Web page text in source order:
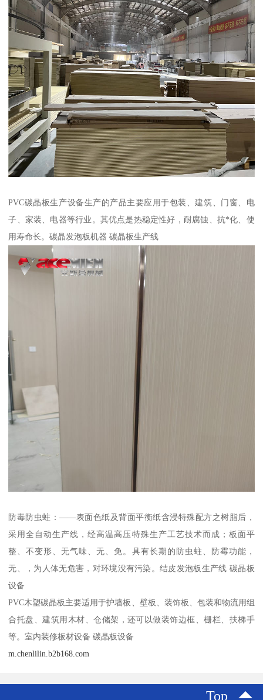
PVC碳晶板生产设备生产的产品主要应用于包装、建筑、门窗、电
子、家装、电器等行业。其优点是热稳定性好，耐腐蚀、抗*化、使
用寿命长。碳晶发泡板机器 碳晶板生产线
防毒防虫蛀：——表面色纸及背面平衡纸含浸特殊配方之树脂后，
采用全自动生产线，经高温高压特殊生产工艺技术而成；板面平
整、不变形、无气味、无、免。具有长期的防虫蛀、防霉功能，
无、，为人体无危害，对环境没有污染。结皮发泡板生产线 碳晶板
设备
PVC木塑碳晶板主要适用于护墙板、壁板、装饰板、包装和物流用组
合托盘、建筑用木材、仓储架，还可以做装饰边框、栅栏、扶梯手
等。室内装修板材设备 碳晶板设备
m.chenlilin.b2b168.com
Top